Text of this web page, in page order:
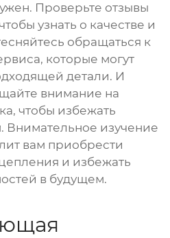
Проверьте отзывы
узнать о качестве и
обращаться к
которые могут
детали. И
внимание на
чтобы избежать
Внимательное изучение
вам приобрести
и избежать
в будущем.